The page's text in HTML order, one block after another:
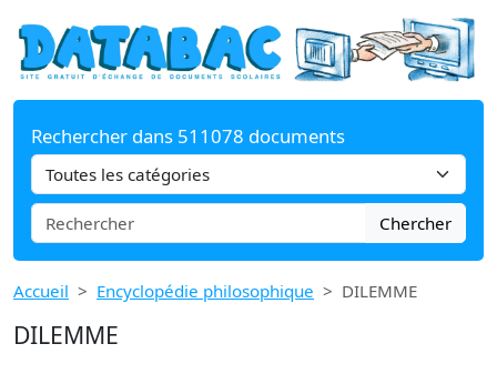
Rechercher dans 511078 documents
Chercher
Accueil Encyclopédie philosophique DILEMME
DILEMME